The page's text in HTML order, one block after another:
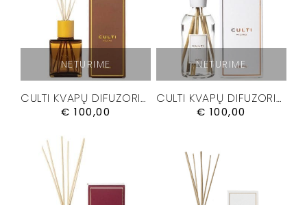
NETURIME
CULTI KVAPŲ DIFUZORIUS “DELICIA” 500 ML.
€ 100,00
NETURIME
CULTI KVAPŲ DIFUZORIUS “GRATIA” 500 ML.
€ 100,00